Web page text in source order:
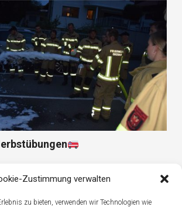
Zustimmung verwalten
zu bieten, verwenden wir Technologien wie